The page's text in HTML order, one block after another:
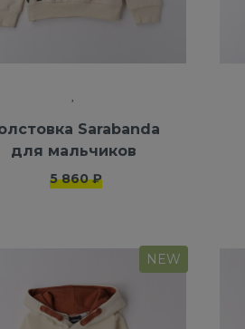
Sarabanda
для мальчиков
5 860 ₽
NEW